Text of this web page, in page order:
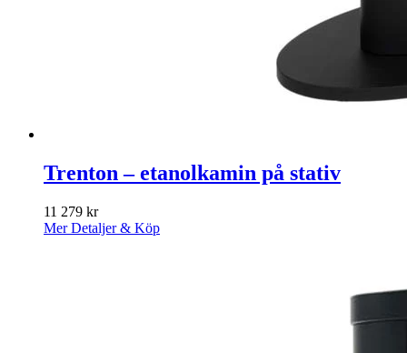
Trenton – etanolkamin på stativ
11 279 kr
Mer Detaljer & Köp